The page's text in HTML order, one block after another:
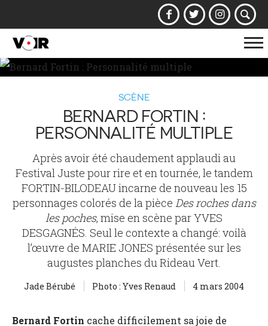
la
SCÈNE
BERNARD FORTIN :
PERSONNALITÉ MULTIPLE
Après avoir été chaudement applaudi au
Festival Juste pour rire et en tournée, le tandem
FORTIN-BILODEAU incarne de nouveau les 15
personnages colorés de la pièce Des roches dans
les poches, mise en scène par YVES
DESGAGNÉS. Seul le contexte a changé: voilà
l’œuvre de MARIE JONES présentée sur les
augustes planches du Rideau Vert.
Jade Bérubé Photo : Yves Renaud 4 mars 2004
Bernard Fortin cache difficilement sa joie de